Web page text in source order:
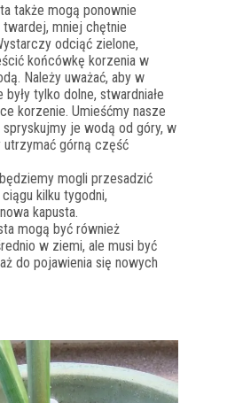
także mogą ponownie
twardej, mniej chętnie
odciąć zielone,
końcówkę korzenia w
Należy uważać, aby w
tylko dolne, stwardniałe
korzenie. Umieśćmy nasze
spryskujmy je wodą od góry, w
górną część
mogli przesadzić
kilku tygodni,
kapusta.
mogą być również
w ziemi, ale musi być
do pojawienia się nowych